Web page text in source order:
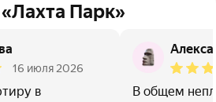
Парк»
16 июля 2026
в
В общем